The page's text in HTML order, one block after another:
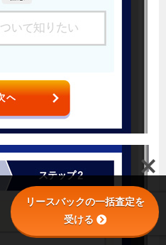
リースバックの一括査定を
受ける